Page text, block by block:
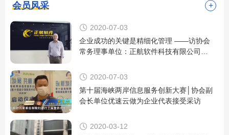
会员风采 +
 2020-07-03
企业成功的关键是精细化管理 ——访协会
常务理事单位：正航软件科技有限公司董
 2020-07-03
第十届海峡两岸信息服务创新大赛│协会副
会长单位优速云做为企业代表接受采访
 2020-03-12